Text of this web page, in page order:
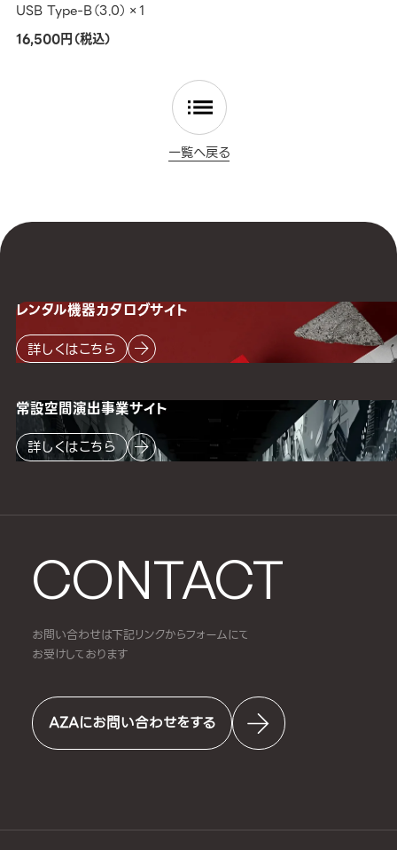
USB Type-B（3.0）×1
16,500円（税込）
一覧へ戻る
CONTACT
お問い合わせは下記リンクからフォームにて
お受けしております
AZAにお問い合わせをする
レンタル機器カタログサイト
詳しくはこちら
常設空間演出事業サイト
詳しくはこちら